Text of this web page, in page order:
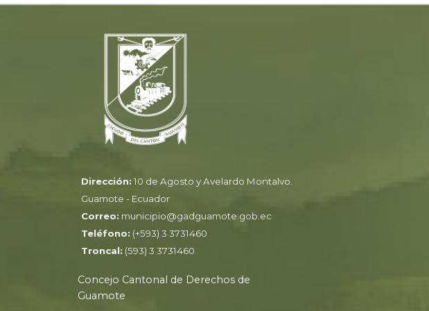
Dirección: 10 de Agosto y Avelardo Montalvo.
Guamote - Ecuador
Correo: municipio@gadguamote.gob.ec
Teléfono: (+593) 3 3731460
Troncal: (593) 3 3731460
Concejo Cantonal de Derechos de
Guamote